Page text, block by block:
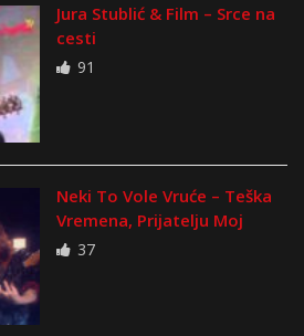
Jura Stublić & Film – Srce na
cesti
91
Neki To Vole Vruće – Teška
Vremena, Prijatelju Moj
37